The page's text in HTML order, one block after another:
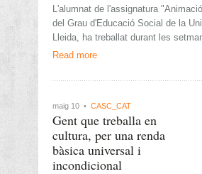
L'alumnat de l'assignatura
del Grau d'Educació Social de la
Lleida, ha treballat durant les
Read more
maig 10 • CASC_CAT
Gent que treballa en
cultura, per una renda
bàsica universal i
incondicional